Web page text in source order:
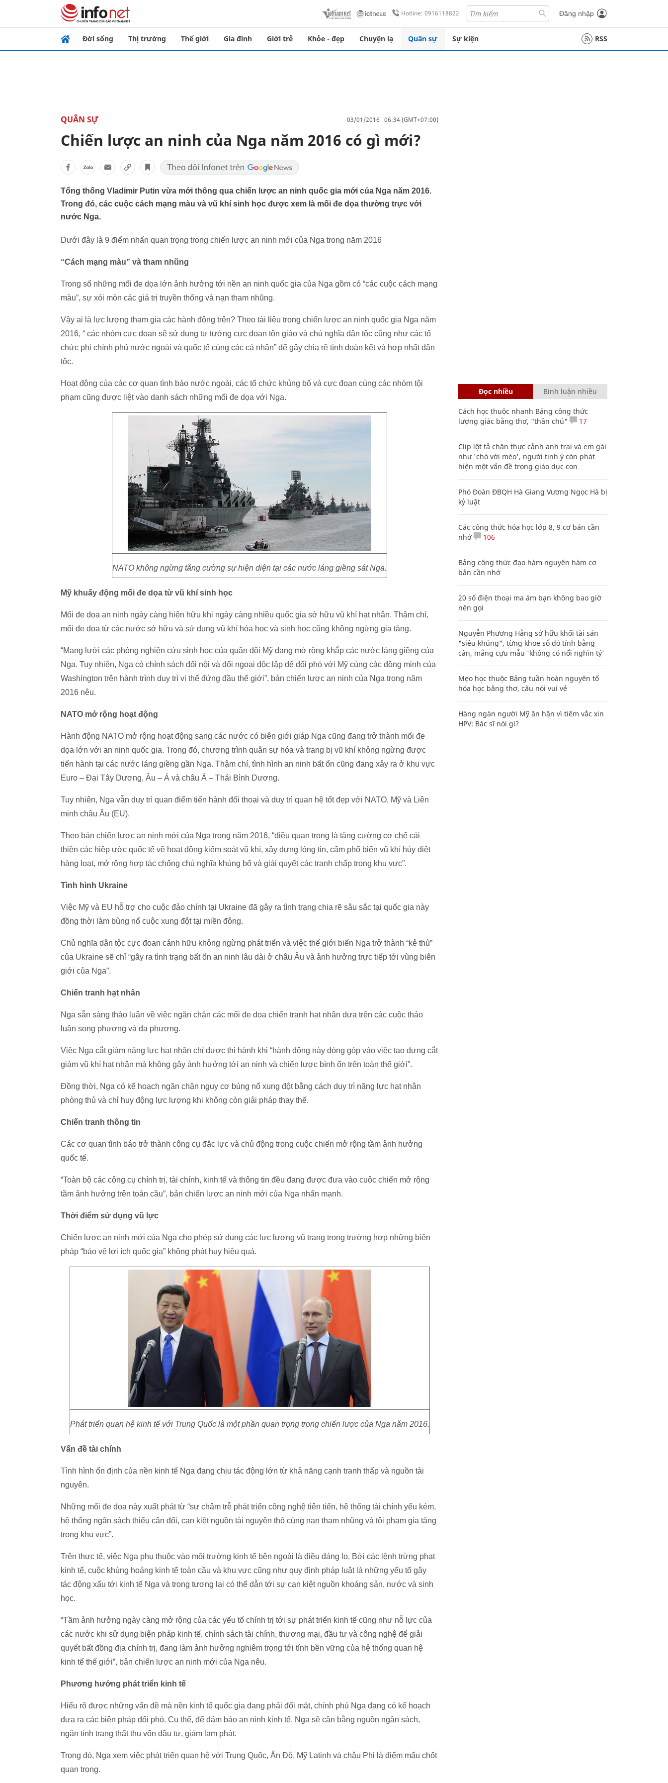
Hotline: 0916118822 Đăng nhập
Đời sống Thị trường Thế giới Gia đình Giới trẻ Khỏe - đẹp Chuyện lạ Quân sự Sự kiện RSS
QUÂN SỰ 03/01/2016 06:34 (GMT+07:00)
Chiến lược an ninh của Nga năm 2016 có gì mới?
Tổng thống Vladimir Putin vừa mới thông qua chiến lược an ninh quốc gia mới của Nga năm 2016.
Trong đó, các cuộc cách mạng màu và vũ khí sinh học được xem là mối đe dọa thường trực với
nước Nga.
Dưới đây là 9 điểm nhấn quan trọng trong chiến lược an ninh mới của Nga trong năm 2016
“Cách mạng màu” và tham nhũng
Trong số những mối đe dọa lớn ảnh hưởng tới nền an ninh quốc gia của Nga gồm có “các cuộc cách mạng
màu”, sự xói mòn các giá trị truyền thống và nạn tham nhũng.
Vậy ai là lực lượng tham gia các hành động trên? Theo tài liệu trong chiến lược an ninh quốc gia Nga năm
2016, “ các nhóm cực đoan sẽ sử dụng tư tưởng cực đoan tôn giáo và chủ nghĩa dân tộc cũng như các tổ
chức phi chính phủ nước ngoài và quốc tế cùng các cá nhân” để gây chia rẽ tình đoàn kết và hợp nhất dân
tộc.
Hoạt động của các cơ quan tình báo nước ngoài, các tổ chức khủng bố và cực đoan cùng các nhóm tội
phạm cũng được liệt vào danh sách những mối đe dọa với Nga.
NATO không ngừng tăng cường sự hiện diện tại các nước láng giềng sát Nga.
Mỹ khuấy động mối đe dọa từ vũ khí sinh học
Mối đe dọa an ninh ngày càng hiện hữu khi ngày càng nhiều quốc gia sở hữu vũ khí hạt nhân. Thậm chí,
mối đe dọa từ các nước sở hữu và sử dụng vũ khí hóa học và sinh học cũng không ngừng gia tăng.
“Mạng lưới các phòng nghiên cứu sinh học của quân đội Mỹ đang mở rộng khắp các nước láng giềng của
Nga. Tuy nhiên, Nga có chính sách đối nội và đối ngoại độc lập để đối phó với Mỹ cùng các đồng minh của
Washington trên hành trình duy trì vị thế đứng đầu thế giới”, bản chiến lược an ninh của Nga trong năm
2016 nêu.
NATO mở rộng hoạt động
Hành động NATO mở rộng hoạt động sang các nước có biên giới giáp Nga cũng đang trở thành mối đe
dọa lớn với an ninh quốc gia. Trong đó, chương trình quân sự hóa và trang bị vũ khí không ngừng được
tiến hành tại các nước láng giềng gần Nga. Thậm chí, tình hình an ninh bất ổn cũng đang xảy ra ở khu vực
Euro – Đại Tây Dương, Âu – Á và châu Á – Thái Bình Dương.
Tuy nhiên, Nga vẫn duy trì quan điểm tiến hành đối thoại và duy trì quan hệ tốt đẹp với NATO, Mỹ và Liên
minh châu Âu (EU).
Theo bản chiến lược an ninh mới của Nga trong năm 2016, “điều quan trọng là tăng cường cơ chế cải
thiện các hiệp ước quốc tế về hoạt động kiểm soát vũ khí, xây dựng lòng tin, cấm phổ biến vũ khí hủy diệt
hàng loạt, mở rộng hợp tác chống chủ nghĩa khủng bố và giải quyết các tranh chấp trong khu vực”.
Tình hình Ukraine
Việc Mỹ và EU hỗ trợ cho cuộc đảo chính tại Ukraine đã gây ra tình trạng chia rẽ sâu sắc tại quốc gia này
đồng thời làm bùng nổ cuộc xung đột tại miền đông.
Chủ nghĩa dân tộc cực đoan cánh hữu không ngừng phát triển và việc thế giới biến Nga trở thành “kẻ thù”
của Ukraine sẽ chỉ “gây ra tình trạng bất ổn an ninh lâu dài ở châu Âu và ảnh hưởng trực tiếp tới vùng biên
giới của Nga”.
Chiến tranh hạt nhân
Nga sẵn sàng thảo luận về việc ngăn chặn các mối đe dọa chiến tranh hạt nhân dựa trên các cuộc thảo
luận song phương và đa phương.
Việc Nga cắt giảm năng lực hạt nhân chỉ được thi hành khi “hành động này đóng góp vào việc tạo dựng cắt
giảm vũ khí hạt nhân mà không gây ảnh hưởng tới an ninh và chiến lược bình ổn trên toàn thế giới”.
Đồng thời, Nga có kế hoạch ngăn chặn nguy cơ bùng nổ xung đột bằng cách duy trì năng lực hạt nhân
phòng thủ và chỉ huy động lực lượng khi không còn giải pháp thay thế.
Chiến tranh thông tin
Các cơ quan tình báo trở thành công cụ đắc lực và chủ động trong cuộc chiến mở rộng tầm ảnh hưởng
quốc tế.
“Toàn bộ các công cụ chính trị, tài chính, kinh tế và thông tin đều đang được đưa vào cuộc chiến mở rộng
tầm ảnh hưởng trên toàn cầu”, bản chiến lược an ninh mới của Nga nhấn mạnh.
Thời điểm sử dụng vũ lực
Chiến lược an ninh mới của Nga cho phép sử dụng các lực lượng vũ trang trong trường hợp những biện
pháp “bảo vệ lợi ích quốc gia” không phát huy hiệu quả.
Phát triển quan hệ kinh tế với Trung Quốc là một phần quan trọng trong chiến lược của Nga năm 2016.
Vấn đề tài chính
Tình hình ổn định của nền kinh tế Nga đang chịu tác động lớn từ khả năng cạnh tranh thấp và nguồn tài
nguyên.
Những mối đe dọa này xuất phát từ “sự chậm trễ phát triển công nghệ tiên tiến, hệ thống tài chính yếu kém,
hệ thống ngân sách thiếu cân đối, cạn kiệt nguồn tài nguyên thô cùng nạn tham nhũng và tội phạm gia tăng
trong khu vực”.
Trên thực tế, việc Nga phụ thuộc vào môi trường kinh tế bên ngoài là điều đáng lo. Bởi các lệnh trừng phạt
kinh tế, cuộc khủng hoảng kinh tế toàn cầu và khu vực cũng như quy định pháp luật là những yếu tố gây
tác động xấu tới kinh tế Nga và trong tương lai có thể dẫn tới sự cạn kiệt nguồn khoáng sản, nước và sinh
học.
“Tầm ảnh hưởng ngày càng mở rộng của các yếu tố chính trị tới sự phát triển kinh tế cũng như nỗ lực của
các nước khi sử dụng biện pháp kinh tế, chính sách tài chính, thương mại, đầu tư và công nghệ để giải
quyết bất đồng địa chính trị, đang làm ảnh hưởng nghiêm trọng tới tính bền vững của hệ thống quan hệ
kinh tế thế giới”, bản chiến lược an ninh mới của Nga nêu.
Phương hướng phát triển kinh tế
Hiểu rõ được những vấn đề mà nền kinh tế quốc gia đang phải đối mặt, chính phủ Nga đang có kế hoạch
đưa ra các biện pháp đối phó. Cụ thể, để đảm bảo an ninh kinh tế, Nga sẽ cân bằng nguồn ngân sách,
ngăn tình trạng thất thu vốn đầu tư, giảm lạm phát.
Trong đó, Nga xem việc phát triển quan hệ với Trung Quốc, Ấn Độ, Mỹ Latinh và châu Phi là điểm mấu chốt
quan trọng.
Đọc nhiều Bình luận nhiều
Cách học thuộc nhanh Bảng công thức
lượng giác bằng thơ, "thần chú"
17
Clip lột tả chân thực cảnh anh trai và em gái
như 'chó với mèo', người tinh ý còn phát
hiện một vấn đề trong giáo dục con
Phó Đoàn ĐBQH Hà Giang Vương Ngọc Hà bị
kỷ luật
Các công thức hóa học lớp 8, 9 cơ bản cần
nhớ
106
Bảng công thức đạo hàm nguyên hàm cơ
bản cần nhớ
20 số điện thoại ma ám bạn không bao giờ
nên gọi
Nguyễn Phương Hằng sở hữu khối tài sản
"siêu khủng", từng khoe sổ đỏ tính bằng
cân, mắng cựu mẫu 'không có nổi nghìn tỷ'
Mẹo học thuộc Bảng tuần hoàn nguyên tố
hóa học bằng thơ, câu nói vui vẻ
Hàng ngàn người Mỹ ân hận vì tiêm vắc xin
HPV: Bác sĩ nói gì?